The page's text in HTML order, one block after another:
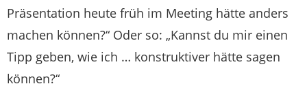
Präsentation heute früh im Meeting hätte anders
machen können?“ Oder so: „Kannst du mir einen
Tipp geben, wie ich … konstruktiver hätte sagen
können?“